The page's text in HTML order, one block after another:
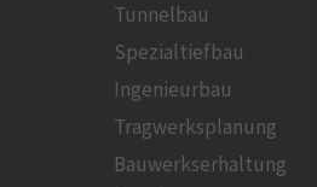
Tunnelbau
Spezialtiefbau
Ingenieurbau
Tragwerksplanung
Bauwerkserhaltung